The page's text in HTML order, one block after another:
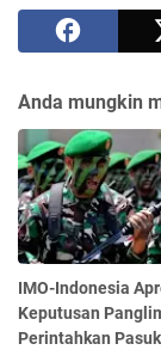
Anda mungkin
IMO-Indonesia
Keputusan
Perintahkan